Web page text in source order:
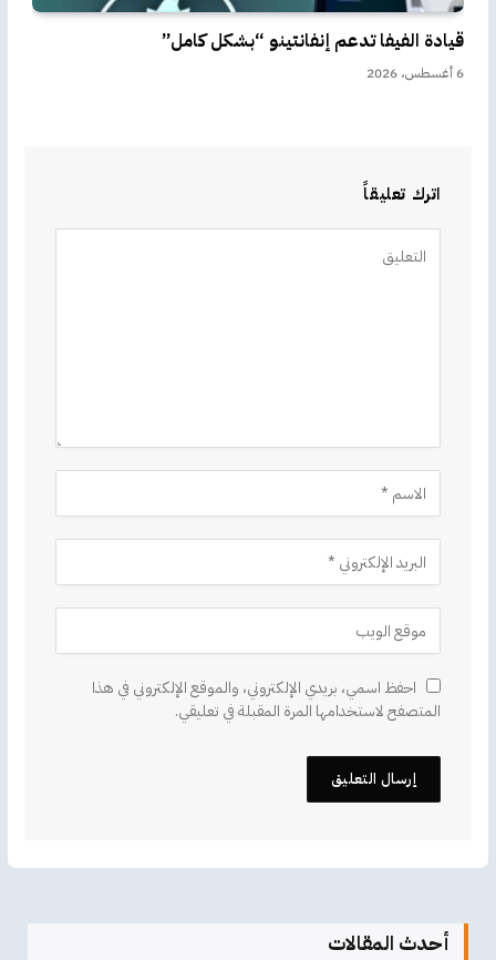
قيادة الفيفا تدعم إنفانتينو “بشكل كامل”
6 أغسطس، 2026
اترك تعليقاً
احفظ اسمي، بريدي الإلكتروني، والموقع الإلكتروني في هذا
المتصفح لاستخدامها المرة المقبلة في تعليقي.
أحدث المقالات